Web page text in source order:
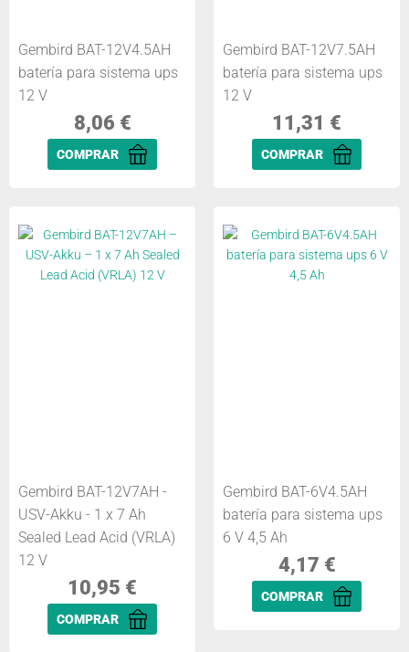
Gembird BAT-12V4.5AH
batería para sistema ups
12 V
8,06 €
COMPRAR
Gembird BAT-12V7.5AH
batería para sistema ups
12 V
11,31 €
COMPRAR
Gembird BAT-12V7AH -
USV-Akku - 1 x 7 Ah
Sealed Lead Acid (VRLA)
12 V
10,95 €
COMPRAR
Gembird BAT-6V4.5AH
batería para sistema ups
6 V 4,5 Ah
4,17 €
COMPRAR